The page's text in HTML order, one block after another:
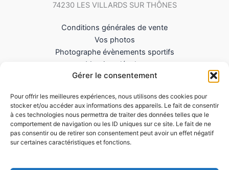
Gérer le consentement
Pour offrir les meilleures expériences, nous utilisons des cookies pour
stocker et/ou accéder aux informations des appareils. Le fait de consentir
à ces technologies nous permettra de traiter des données telles que le
comportement de navigation ou les ID uniques sur ce site. Le fait de ne
pas consentir ou de retirer son consentement peut avoir un effet négatif
sur certaines caractéristiques et fonctions.
74230 LES VILLARDS SUR THÔNES
Conditions générales de vente
Vos photos
Photographe évènements sportifs
Mentions légales
Mes Téléchargements
Politique de cookies (UE)